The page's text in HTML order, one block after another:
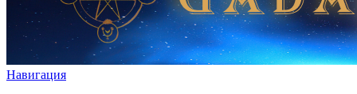
Навигация